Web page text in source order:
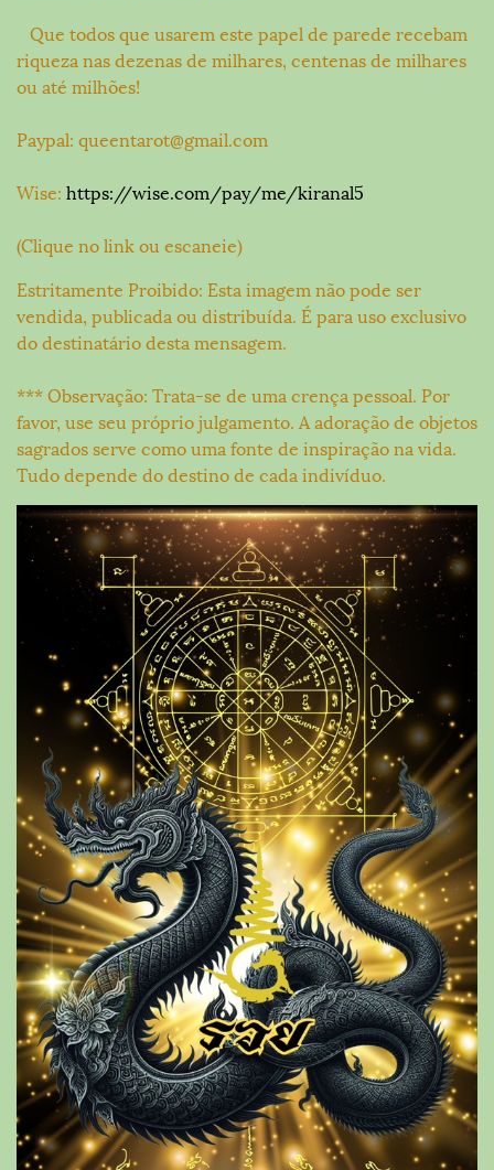
Que todos que usarem este papel de parede recebam
riqueza nas dezenas de milhares, centenas de milhares
ou até milhões!
Paypal: queentarot@gmail.com
Wise: https://wise.com/pay/me/kiranal5
(Clique no link ou escaneie)
Estritamente Proibido: Esta imagem não pode ser
vendida, publicada ou distribuída. É para uso exclusivo
do destinatário desta mensagem.
*** Observação: Trata-se de uma crença pessoal. Por
favor, use seu próprio julgamento. A adoração de objetos
sagrados serve como uma fonte de inspiração na vida.
Tudo depende do destino de cada indivíduo.